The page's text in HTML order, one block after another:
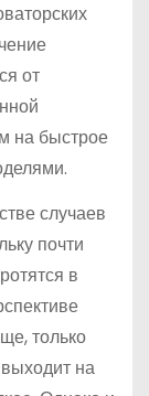
от
на быстрое
случаев
почти
в
только
на